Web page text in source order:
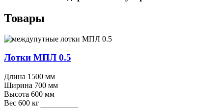
Товары
Лотки МПЛ 0.5
Длина 1500 мм
Ширина 700 мм
Высота 600 мм
Вес 600 кг